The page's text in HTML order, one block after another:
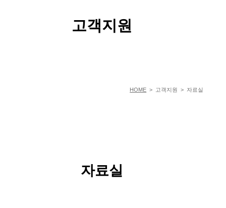
고객지원
HOME > 고객지원 > 자료실
자료실